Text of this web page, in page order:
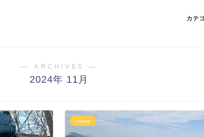
カテ
― ARCHIVES ―
2024年 11月
pickup